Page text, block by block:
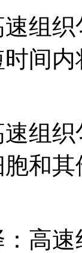
织
间
织
和
速